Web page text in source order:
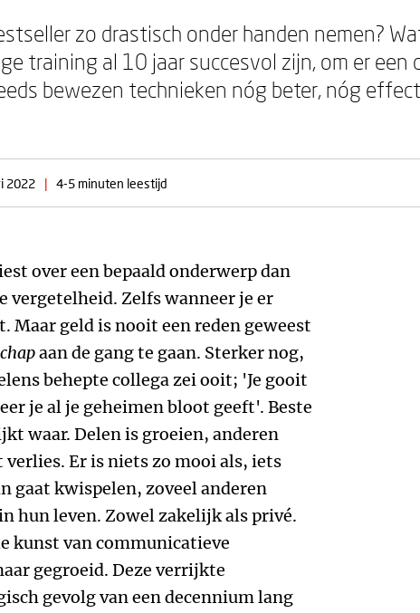
zo drastisch onder handen nemen?
training al 10 jaar succesvol zijn, om er
bewezen technieken nóg beter, nóg
2022 | 4-5 minuten leestijd
over een bepaald onderwerp dan
vergetelheid. Zelfs wanneer je er
Maar geld is nooit een reden geweest
aan de gang te gaan. Sterker nog,
behepte collega zei ooit; 'Je gooit
je al je geheimen bloot geeft'. Beste
waar. Delen is groeien, anderen
Er is niets zo mooi als, iets
gaat kwispelen, zoveel anderen
hun leven. Zowel zakelijk als privé.
kunst van communicatieve
gegroeid. Deze verrijkte
gevolg van een decennium lang